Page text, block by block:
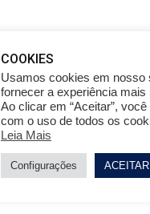
COOKIES
Usamos cookies em nosso
fornecer a experiência mais
Ao clicar em “Aceitar”,
com o uso de todos os
Leia Mais
Configurações ACEITAR